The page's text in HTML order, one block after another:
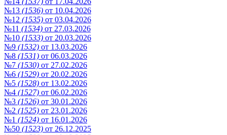
№13 (1536) от 10.04.2026
№12 (1535) от 03.04.2026
№11 (1534) от 27.03.2026
№10 (1533) от 20.03.2026
№9 (1532) от 13.03.2026
№8 (1531) от 06.03.2026
№7 (1530) от 27.02.2026
№6 (1529) от 20.02.2026
№5 (1528) от 13.02.2026
№4 (1527) от 06.02.2026
№3 (1526) от 30.01.2026
№2 (1525) от 23.01.2026
№1 (1524) от 16.01.2026
№50 (1523) от 26.12.2025